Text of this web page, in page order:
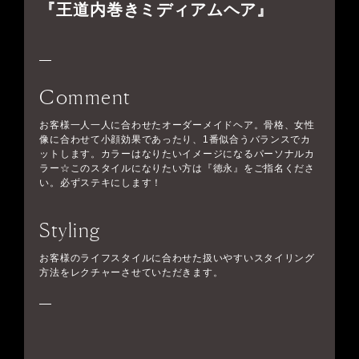
『王道内巻きミディアムヘア』
Comment
お客様一人一人に合わせたオーダーメイドヘア。骨格、女性
像に合わせて小顔効果であったり、1番似合うバランスでカ
ットします。カラーはなりたいイメージになるパーソナルカ
ラー☆このスタイルになりたい方は『徳永』をご指名くださ
い。必ずステキにします！
Styling
お客様のライフスタイルに合わせた扱いやすいスタイリング
方法をレクチャーさせていただきます。